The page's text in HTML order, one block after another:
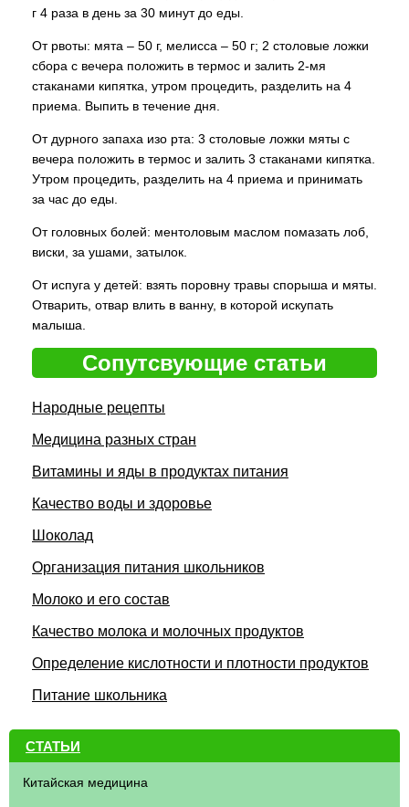
СТАТЬИ
Китайская медицина
г 4 раза в день за 30 минут до еды.
От рвоты: мята – 50 г, мелисса – 50 г; 2 столовые ложки
сбора с вечера положить в термос и залить 2-мя
стаканами кипятка, утром процедить, разделить на 4
приема. Выпить в течение дня.
От дурного запаха изо рта: 3 столовые ложки мяты с
вечера положить в термос и залить 3 стаканами кипятка.
Утром процедить, разделить на 4 приема и принимать
за час до еды.
От головных болей: ментоловым маслом помазать лоб,
виски, за ушами, затылок.
От испуга у детей: взять поровну травы спорыша и мяты.
Отварить, отвар влить в ванну, в которой искупать
малыша.
Сопутсвующие статьи
Народные рецепты
Медицина разных стран
Витамины и яды в продуктах питания
Качество воды и здоровье
Шоколад
Организация питания школьников
Молоко и его состав
Качество молока и молочных продуктов
Определение кислотности и плотности продуктов
Питание школьника